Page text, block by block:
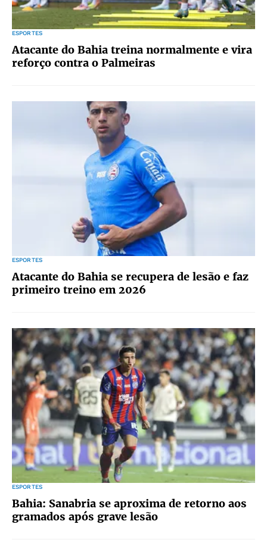
ESPORTES
Atacante do Bahia treina normalmente e vira
reforço contra o Palmeiras
ESPORTES
Atacante do Bahia se recupera de lesão e faz
primeiro treino em 2026
ESPORTES
Bahia: Sanabria se aproxima de retorno aos
gramados após grave lesão